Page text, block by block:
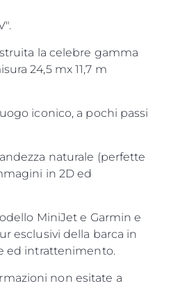
la celebre gamma
24,5 mx 11,7 m
iconico, a pochi passi
naturale (perfette
in 2D ed
MiniJet e Garmin e
esclusivi della barca in
ed intrattenimento.
non esitate a